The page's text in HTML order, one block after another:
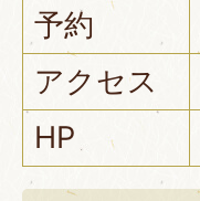
予約
アクセス
HP